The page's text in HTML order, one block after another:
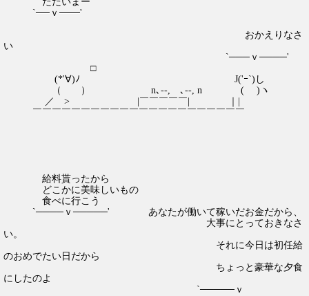
`──ｖ───'
おかえりなさ
い
`───ｖ────'
□
(*'∀)ﾉ J('ｰ`)し
（ ） n､--, ､--, n ( )ヽ
／ > |￣￣￣￣￣| ｜|
￣￣￣￣￣￣￣￣￣￣￣￣￣￣￣￣￣￣￣￣￣￣
給料貰ったから
どこかに美味しいもの
食べに行こう
`────ｖ─────' あなたが働いて稼いだお金だから、
大事にとっておきなさ
い。
それに今日は初任給
のおめでたい日だから
ちょっと豪華な夕食
にしたのよ
`─────ｖ